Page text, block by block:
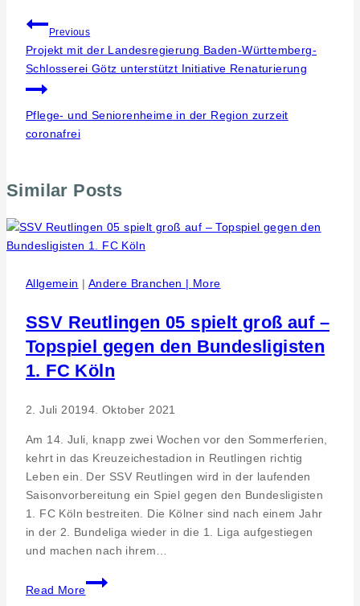
Beitragsnavigation
Previous
Projekt mit der Landesregierung Baden-Württemberg-
Schlosserei Götz unterstützt Initiative Renaturierung
Pflege- und Seniorenheime in der Region zurzeit
coronafrei
Similar Posts
Allgemein | Andere Branchen | More
SSV Reutlingen 05 spielt groß auf –
Topspiel gegen den Bundesligisten
1. FC Köln
2. Juli 20194. Oktober 2021
Am 14. Juli, knapp zwei Wochen vor den Sommerferien,
kehrt in das Kreuzeichestadion in Reutlingen richtig
Leben ein. Der SSV Reutlingen wird in der laufenden
Saisonvorbereitung ein Spiel gegen den Bundesligisten
1. FC Köln bestreiten. Die Kölner sind nach einem Jahr
in der 2. Bundeliga wieder in die 1. Liga aufgestiegen
und machen nach ihrem…
Read More
SSV
Reutlingen